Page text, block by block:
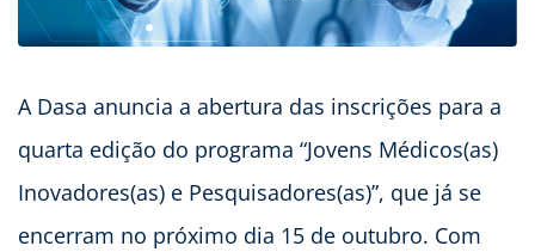
A Dasa anuncia a abertura das inscrições para a
quarta edição do programa “Jovens Médicos(as)
Inovadores(as) e Pesquisadores(as)”, que já se
encerram no próximo dia 15 de outubro. Com